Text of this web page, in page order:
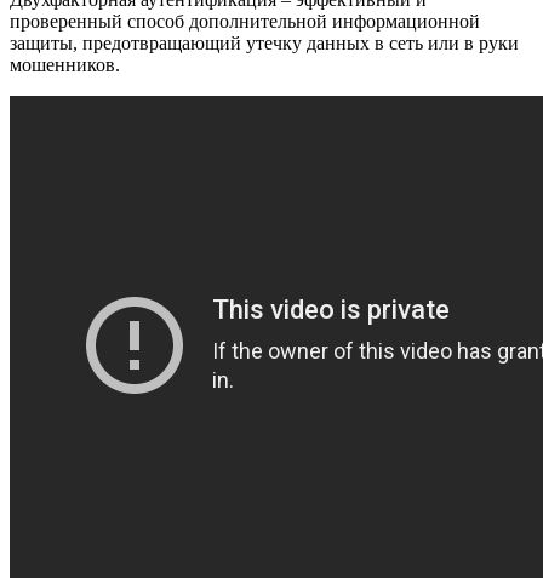
проверенный способ дополнительной информационной
защиты, предотвращающий утечку данных в сеть или в руки
мошенников.